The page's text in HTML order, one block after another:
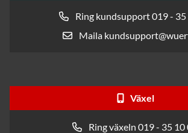
Ring kundsupport 019 - 35
Maila
Växel
Ring växeln 019 - 35 10